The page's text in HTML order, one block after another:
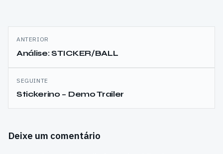
Navegação
de
artigos
ANTERIOR
Análise: STICKER/BALL
SEGUINTE
Stickerino – Demo Trailer
Deixe um comentário